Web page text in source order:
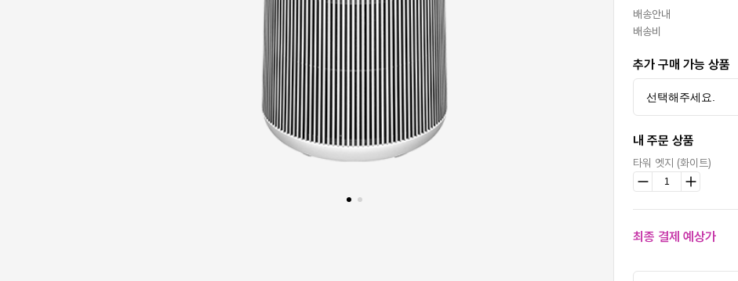
배송안내
배송비
추가 구매 가능 상품
내 주문 상품
타워 엣지 (화이트)
최종 결제 예상가